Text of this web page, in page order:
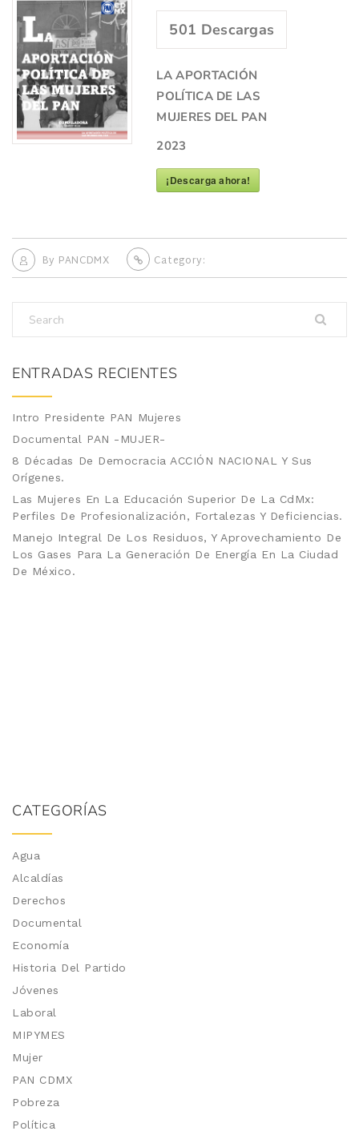
501 Descargas
LA APORTACIÓN
POLÍTICA DE LAS
MUJERES DEL PAN
2023
¡Descarga ahora!
By PANCDMX Category:
ENTRADAS RECIENTES
Intro Presidente PAN Mujeres
Documental PAN -MUJER-
8 Décadas De Democracia ACCIÓN NACIONAL Y Sus
Orígenes.
Las Mujeres En La Educación Superior De La CdMx:
Perfiles De Profesionalización, Fortalezas Y Deficiencias.
Manejo Integral De Los Residuos, Y Aprovechamiento De
Los Gases Para La Generación De Energía En La Ciudad
De México.
CATEGORÍAS
Agua
Alcaldías
Derechos
Documental
Economía
Historia Del Partido
Jóvenes
Laboral
MIPYMES
Mujer
PAN CDMX
Pobreza
Política